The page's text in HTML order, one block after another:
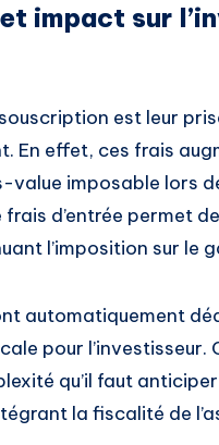
impact sur
est leur
En effet, ces frais
value imposable lors
d’entrée permet
l’imposition sur le
automatiquement
pour l’investisseur.
qu’il faut
la fiscalité de